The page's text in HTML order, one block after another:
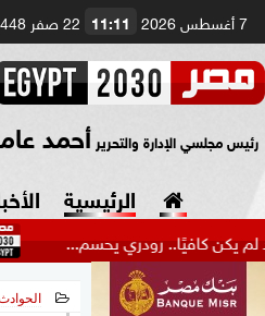
7 أغسطس 2026 11:11 22 صفر 1448
رئيس مجلسي الإدارة والتحرير أحمد
الرئيسية
الأوقاف تفتتح رودري يحسم...